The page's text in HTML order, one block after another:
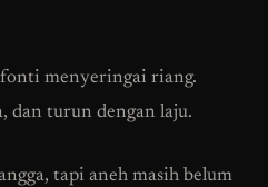
menyeringai riang.
dan turun dengan laju.
tapi aneh masih belum